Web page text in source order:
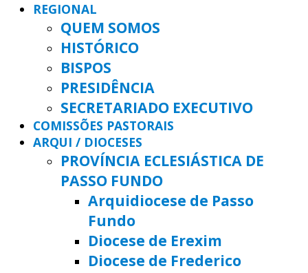
REGIONAL
QUEM SOMOS
HISTÓRICO
BISPOS
PRESIDÊNCIA
SECRETARIADO EXECUTIVO
COMISSÕES PASTORAIS
ARQUI / DIOCESES
PROVÍNCIA ECLESIÁSTICA DE
PASSO FUNDO
Arquidiocese de Passo
Fundo
Diocese de Erexim
Diocese de Frederico